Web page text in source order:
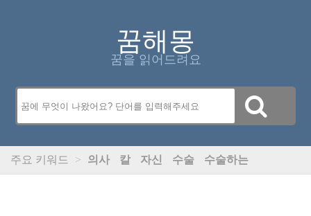
꿈해몽
꿈을 읽어드려요
주요 키워드 > 의사 칼 자신 수술 수술하는